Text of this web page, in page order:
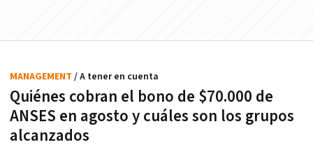
Quiénes cobran el bono de $70.000 de
ANSES en agosto y cuáles son los grupos
alcanzados
MANAGEMENT / A tener en cuenta